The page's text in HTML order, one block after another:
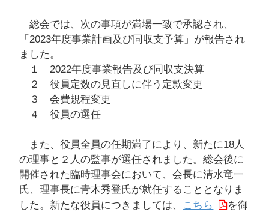
総会では、次の事項が満場一致で承認され、
「2023年度事業計画及び同収支予算」が報告され
ました。
１ 2022年度事業報告及び同収支決算
２ 役員定数の見直しに伴う定款変更
３ 会費規程変更
４ 役員の選任
また、役員全員の任期満了により、新たに18人
の理事と２人の監事が選任されました。総会後に
開催された臨時理事会において、会長に清水竜一
氏、理事長に青木秀登氏が就任することとなりま
した。新たな役員につきましては、 こちら
を御